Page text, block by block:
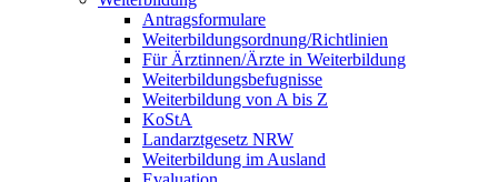
Antragsformulare
Weiterbildungsordnung/Richtlinien
Für Ärztinnen/Ärzte in Weiterbildung
Weiterbildungsbefugnisse
Weiterbildung von A bis Z
KoStA
Landarztgesetz NRW
Weiterbildung im Ausland